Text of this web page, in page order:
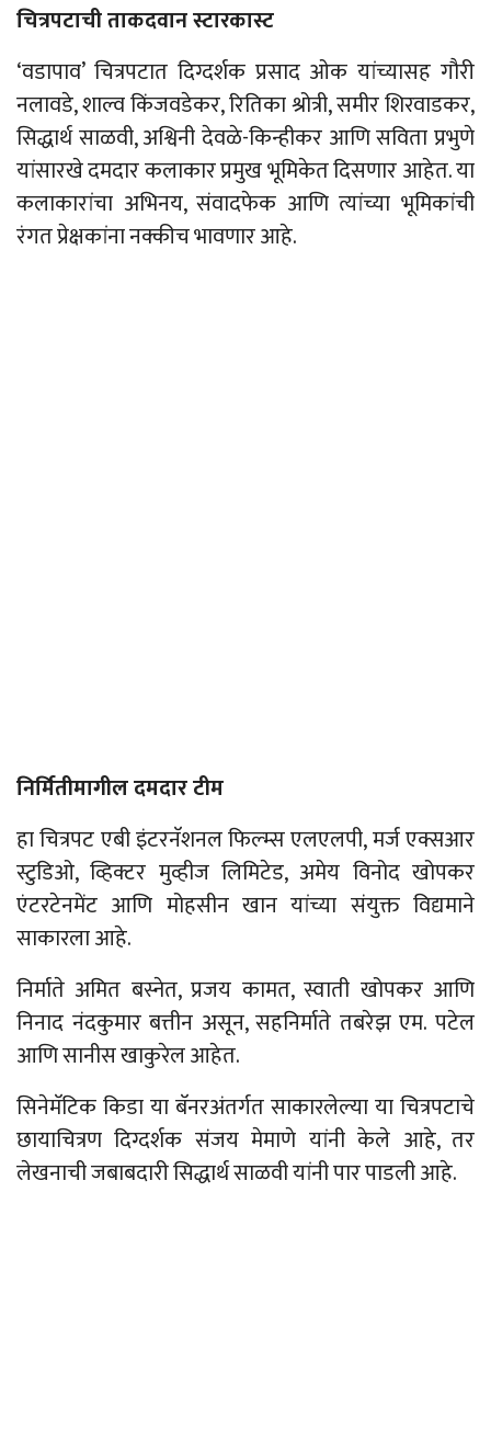
चित्रपटाची ताकदवान स्टारकास्ट
‘वडापाव’ चित्रपटात दिग्दर्शक प्रसाद ओक यांच्यासह गौरी
नलावडे, शाल्व किंजवडेकर, रितिका श्रोत्री, समीर शिरवाडकर,
सिद्धार्थ साळवी, अश्विनी देवळे-किन्हीकर आणि सविता प्रभुणे
यांसारखे दमदार कलाकार प्रमुख भूमिकेत दिसणार आहेत. या
कलाकारांचा अभिनय, संवादफेक आणि त्यांच्या भूमिकांची
रंगत प्रेक्षकांना नक्कीच भावणार आहे.
निर्मितीमागील दमदार टीम
हा चित्रपट एबी इंटरनॅशनल फिल्म्स एलएलपी, मर्ज एक्सआर
स्टुडिओ, व्हिक्टर मुव्हीज लिमिटेड, अमेय विनोद खोपकर
एंटरटेनमेंट आणि मोहसीन खान यांच्या संयुक्त विद्यमाने
साकारलाआहे.
निर्माते अमित बस्नेत, प्रजय कामत, स्वाती खोपकर आणि
निनाद नंदकुमार बत्तीन असून, सहनिर्माते तबरेझ एम. पटेल
आणि सानीस खाकुरेल आहेत.
सिनेमॅटिक किडा या बॅनरअंतर्गत साकारलेल्या याचित्रपटाचे
छायाचित्रण दिग्दर्शक संजय मेमाणे यांनी केले आहे, तर
लेखनाची जबाबदारी सिद्धार्थ साळवी यांनी पार पाडली आहे.